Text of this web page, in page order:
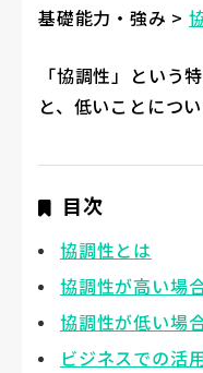
基礎能力・強み >
「協調性」という
と、低いことにつ
目次
協調性とは
協調性が高い場
協調性が低い場
ビジネスでの活